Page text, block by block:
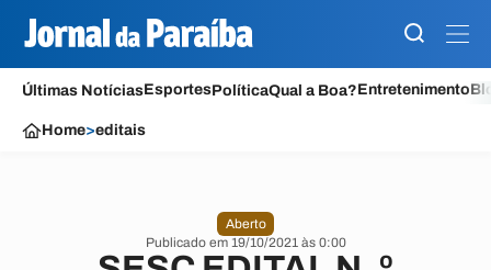
Últimas NotíciasEsportesPolíticaQual a Boa?Entretenimento
Home>editais
Aberto
Publicado em 19/10/2021 às 0:00